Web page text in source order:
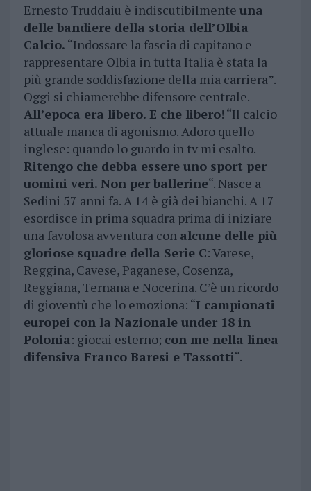
Ernesto Truddaiu è indiscutibilmente una
delle bandiere della storia dell’Olbia
Calcio. “Indossare la fascia di capitano e
rappresentare Olbia in tutta Italia è stata la
più grande soddisfazione della mia carriera”.
Oggi si chiamerebbe difensore centrale.
All’epoca era libero. E che libero! “Il calcio
attuale manca di agonismo. Adoro quello
inglese: quando lo guardo in tv mi esalto.
Ritengo che debba essere uno sport per
uomini veri. Non per ballerine“. Nasce a
Sedini 57 anni fa. A 14 è già dei bianchi. A 17
esordisce in prima squadra prima di iniziare
una favolosa avventura con alcune delle più
gloriose squadre della Serie C: Varese,
Reggina, Cavese, Paganese, Cosenza,
Reggiana, Ternana e Nocerina. C’è un ricordo
di gioventù che lo emoziona: “I campionati
europei con la Nazionale under 18 in
Polonia: giocai esterno; con me nella linea
difensiva Franco Baresi e Tassotti“.